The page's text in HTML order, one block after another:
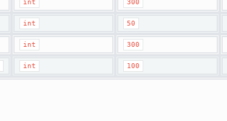
int 300
int 50
int 300
int 100